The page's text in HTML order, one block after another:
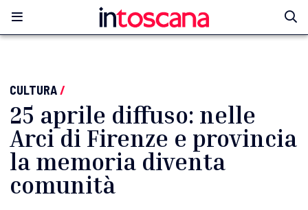
CULTURA/
25 aprile diffuso: nelle
Arci di Firenze e provincia
la memoria diventa
comunità